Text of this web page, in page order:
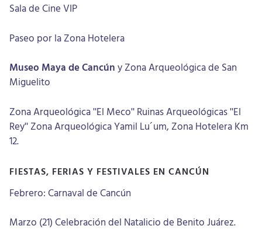
Sala de Cine VIP
Paseo por la Zona Hotelera
Museo Maya de Cancún y Zona Arqueológica de San
Miguelito
Zona Arqueológica "El Meco" Ruinas Arqueológicas "El
Rey" Zona Arqueológica Yamil Lu´um, Zona Hotelera Km
12.
FIESTAS, FERIAS Y FESTIVALES EN CANCÚN
Febrero: Carnaval de Cancún
Marzo (21) Celebración del Natalicio de Benito Juárez.